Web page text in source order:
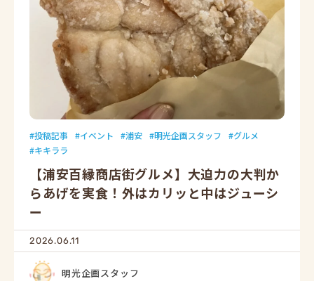
投稿記事 イベント 浦安 明光企画スタッフ
グルメ
キキララ
【浦安百縁商店街グルメ】大迫力の大判か
らあげを実食！外はカリッと中はジューシ
ー
2026.06.11
明光企画スタッフ